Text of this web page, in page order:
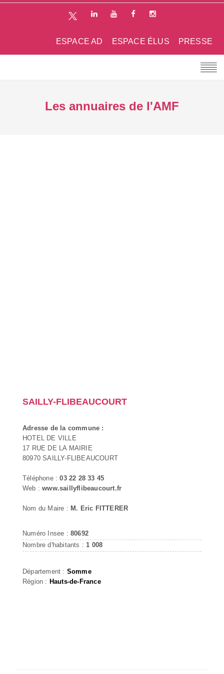
PRESSE
ESPACE ÉLUS
ESPACE AD
Les annuaires de l'AMF
SAILLY-FLIBEAUCOURT
Adresse de la commune :
HOTEL DE VILLE
17 RUE DE LA MAIRIE
80970 SAILLY-FLIBEAUCOURT
Téléphone :03 22 28 33 45
Web :www.saillyflibeaucourt.fr
Nom du Maire : M. Eric FITTERER
Numéro Insee : 80692
Nombre d'habitants : 1 008
Département : Somme
Région : Hauts-de-France